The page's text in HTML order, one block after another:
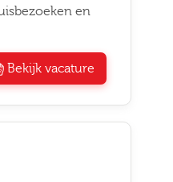
en
Bekijk vacature